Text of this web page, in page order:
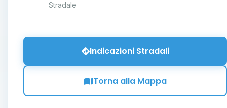
Stradale
Indicazioni Stradali
Torna alla Mappa